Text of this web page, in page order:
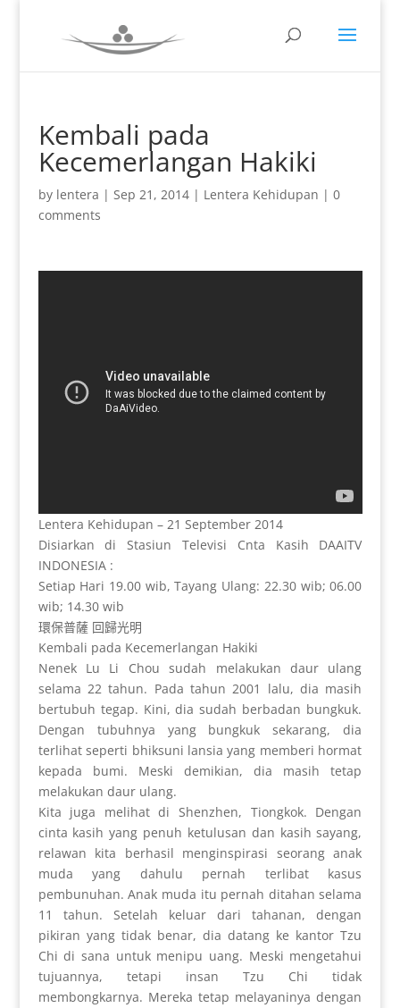
Kembali pada
Kecemerlangan Hakiki
by lentera | Sep 21, 2014| Lentera Kehidupan | 0
comments
Lentera Kehidupan – 21 September 2014
Disiarkan di Stasiun Televisi Cnta Kasih DAAITV
INDONESIA :
Setiap Hari 19.00 wib, Tayang Ulang: 22.30 wib; 06.00
wib; 14.30 wib
環保普薩 回歸光明
Kembali pada Kecemerlangan Hakiki
Nenek Lu Li Chou sudah melakukan daur ulang
selama 22 tahun. Pada tahun 2001 lalu, dia masih
bertubuh tegap. Kini, dia sudah berbadan bungkuk.
Dengan tubuhnya yang bungkuk sekarang, dia
terlihat seperti bhiksuni lansia yang memberi hormat
kepada bumi. Meski demikian, dia masih tetap
melakukan daur ulang.
Kita juga melihat di Shenzhen, Tiongkok. Dengan
cinta kasih yang penuh ketulusan dan kasih sayang,
relawan kita berhasil menginspirasi seorang anak
muda yang dahulu pernah terlibat kasus
pembunuhan.Anak muda itu pernah ditahan selama
11 tahun. Setelah keluar dari tahanan, dengan
pikiran yang tidak benar, dia datang ke kantor Tzu
Chi di sana untuk menipu uang. Meski mengetahui
tujuannya, tetapi insan Tzu Chi tidak
membongkarnya. Mereka tetap melayaninya dengan